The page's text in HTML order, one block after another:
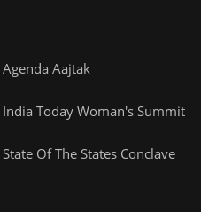
Agenda Aajtak
India Today Woman's Summit
State Of The States Conclave